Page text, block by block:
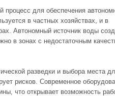
для обеспечения
в частных хозяйствах, и в
Автономный источник воды
в зонах с недостаточным
разведки и выбора места
рисков. Современное
что открывает возможность